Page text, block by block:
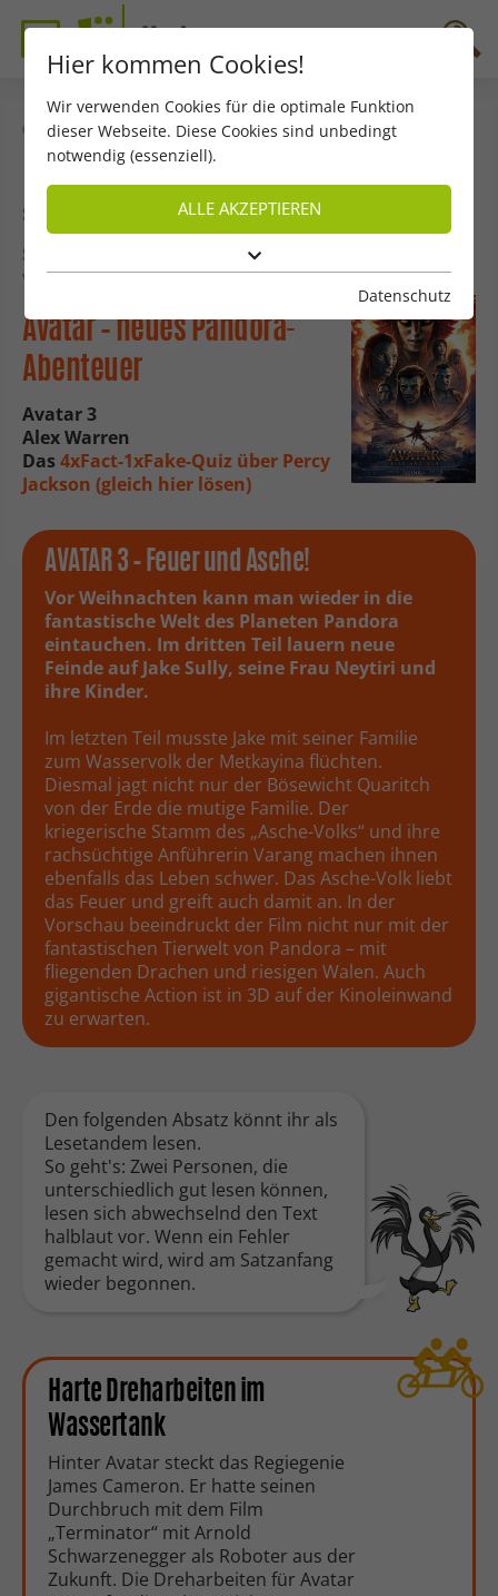
zurück
Szene Dezember
Szene – Dezember 2025
von Matthäus Recheis
Avatar – neues Pandora-
Abenteuer
Avatar 3
Alex Warren
Das4xFact-1xFake-Quiz über Percy
Jackson (gleich hier lösen)
AVATAR 3 – Feuer und Asche!
Vor Weihnachten kann man wieder in die
fantastische Welt des Planeten Pandora
eintauchen. Im dritten Teil lauern neue
Feinde auf Jake Sully, seine Frau Neytiri und
ihre Kinder.
Im letzten Teil musste Jake mit seiner Familie
zum Wasservolk der Metkayina flüchten.
Diesmal jagt nicht nur der Bösewicht Quaritch
von der Erde die mutige Familie. Der
kriegerische Stamm des „Asche-Volks“ und ihre
rachsüchtige Anführerin Varang machen ihnen
ebenfalls das Leben schwer. Das Asche-Volk liebt
das Feuer und greift auch damit an. In der
Vorschau beeindruckt der Film nicht nur mit der
fantastischen Tierwelt von Pandora – mit
fliegenden Drachen und riesigen Walen. Auch
gigantische Action ist in 3D auf der Kinoleinwand
zu erwarten.
Den folgenden Absatz könnt ihr als
Lesetandem lesen.
So geht's: Zwei Personen, die
unterschiedlich gut lesen können,
lesen sich abwechselnd den Text
halblaut vor. Wenn ein Fehler
gemacht wird, wird am Satzanfang
wieder begonnen.
Harte Dreharbeiten im
Wassertank
Hinter Avatar steckt das Regiegenie
James Cameron. Er hatte seinen
Durchbruch mit dem Film
„Terminator“ mit Arnold
Schwarzenegger als Roboter aus der
Zukunft. Die Dreharbeiten für Avatar
Hier kommen Cookies!
Wir verwenden Cookies für die optimale Funktion
dieser Webseite. Diese Cookies sind unbedingt
notwendig (essenziell).
ALLE AKZEPTIEREN
Datenschutz